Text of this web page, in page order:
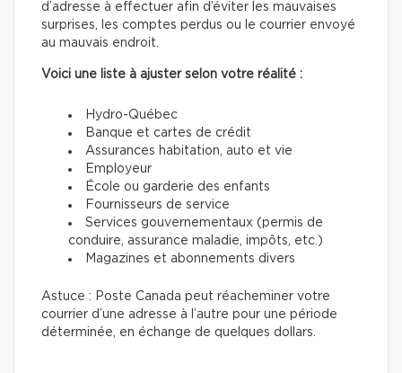
d’adresse à effectuer afin d’éviter les mauvaises
surprises, les comptes perdus ou le courrier envoyé
au mauvais endroit.
Voici une liste à ajuster selon votre réalité :
Hydro-Québec
Banque et cartes de crédit
Assurances habitation, auto et vie
Employeur
École ou garderie des enfants
Fournisseurs de service
Services gouvernementaux (permis de
conduire, assurance maladie, impôts, etc.)
Magazines et abonnements divers
Astuce : Poste Canada peut réacheminer votre
courrier d’une adresse à l’autre pour une période
déterminée, en échange de quelques dollars.